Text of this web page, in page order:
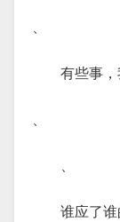
、
有些事
、
、
谁应了谁